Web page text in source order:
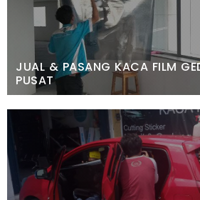
JUAL & PASANG KACA FILM
PUSAT